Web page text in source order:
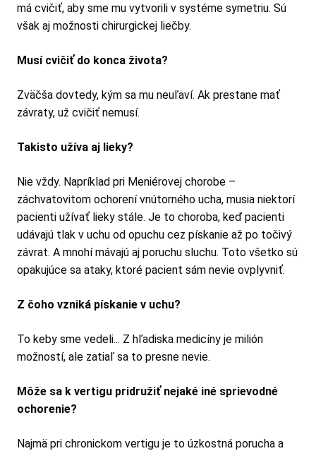
má cvičiť, aby sme mu vytvorili v systéme symetriu. Sú
však aj možnosti chirurgickej liečby.
Musí cvičiť do konca života?
Zväčša dovtedy, kým sa mu neuľaví. Ak prestane mať
závraty, už cvičiť nemusí.
Takisto užíva aj lieky?
Nie vždy. Napríklad pri Meniérovej chorobe –
záchvatovitom ochorení vnútorného ucha, musia niektorí
pacienti užívať lieky stále. Je to choroba, keď pacienti
udávajú tlak v uchu od opuchu cez pískanie až po točivý
závrat. A mnohí mávajú aj poruchu sluchu. Toto všetko sú
opakujúce sa ataky, ktoré pacient sám nevie ovplyvniť.
Z čoho vzniká pískanie v uchu?
To keby sme vedeli... Z hľadiska medicíny je milión
možností, ale zatiaľ sa to presne nevie.
Môže sa k vertigu pridružiť nejaké iné sprievodné
ochorenie?
Najmä pri chronickom vertigu je to úzkostná porucha a